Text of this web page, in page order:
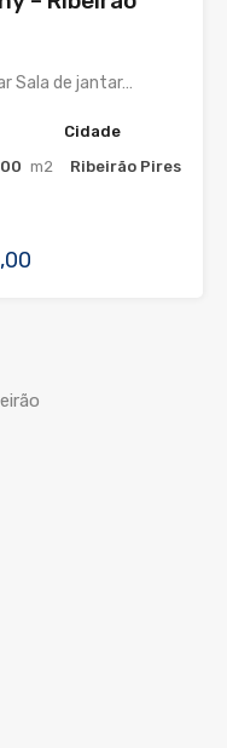
Sala de jantar…
m2
Cidade
Ribeirão Pires